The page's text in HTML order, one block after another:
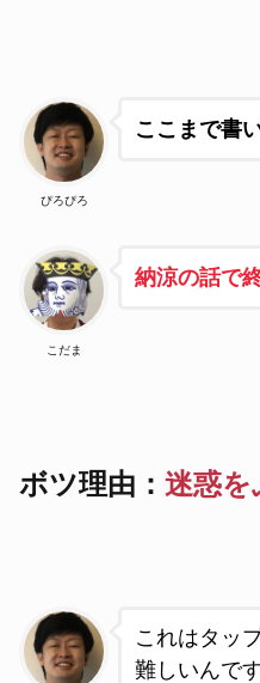
ぴろぴろ
ここまで書
こだま
納涼の話で
ボツ理由：迷惑
これはタッ
難しいんで